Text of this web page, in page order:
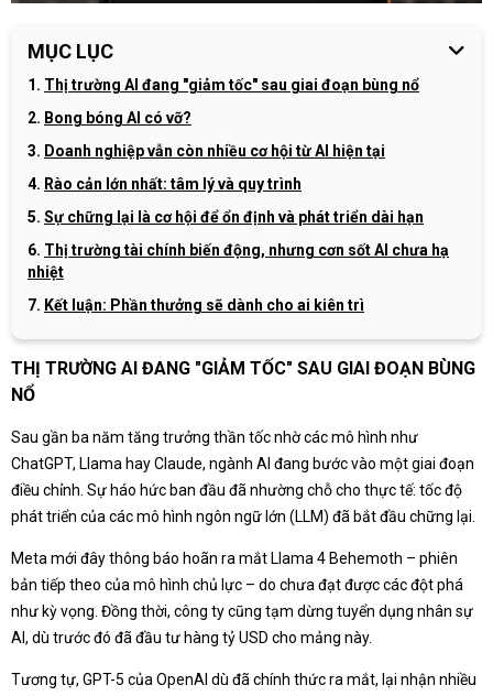
MỤC LỤC
Thị trường AI đang "giảm tốc" sau giai đoạn bùng nổ
Bong bóng AI có vỡ?
Doanh nghiệp vẫn còn nhiều cơ hội từ AI hiện tại
Rào cản lớn nhất: tâm lý và quy trình
Sự chững lại là cơ hội để ổn định và phát triển dài hạn
Thị trường tài chính biến động, nhưng cơn sốt AI chưa hạ
nhiệt
Kết luận: Phần thưởng sẽ dành cho ai kiên trì
THỊ TRƯỜNG AI ĐANG "GIẢM TỐC" SAU GIAI ĐOẠN BÙNG
NỔ
Sau gần ba năm tăng trưởng thần tốc nhờ các mô hình như
ChatGPT, Llama hay Claude, ngành AI đang bước vào một giai đoạn
điều chỉnh. Sự háo hức ban đầu đã nhường chỗ cho thực tế: tốc độ
phát triển của các mô hình ngôn ngữ lớn (LLM) đã bắt đầu chững lại.
Meta mới đây thông báo hoãn ra mắt Llama 4 Behemoth – phiên
bản tiếp theo của mô hình chủ lực – do chưa đạt được các đột phá
như kỳ vọng. Đồng thời, công ty cũng tạm dừng tuyển dụng nhân sự
AI, dù trước đó đã đầu tư hàng tỷ USD cho mảng này.
Tương tự, GPT-5 của OpenAI dù đã chính thức ra mắt, lại nhận nhiều